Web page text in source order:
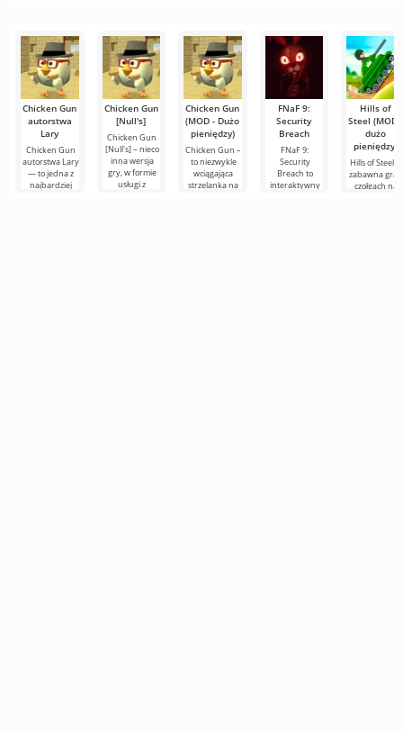
piątą wersję
przedpremierową
do Game
Pass
Ultimate
Wyobraź sobie,
że wszystkie
twoje ulubione
usługi
Chicken Gun
autorstwa
Lary
Chicken Gun
autorstwa Lary
— to jedna z
najbardziej
Chicken Gun
[Null's]
Chicken Gun
[Null's] – nieco
inna wersja
gry, w formie
usługi z
Chicken Gun
(MOD - Dużo
pieniędzy)
Chicken Gun –
to niezwykle
wciągająca
strzelanka na
FNaF 9:
Security
Breach
FNaF 9:
Security
Breach to
interaktywny
Hills of
Steel (MOD -
dużo
pieniędzy)
Hills of Steel to
zabawna gra o
czołgach na